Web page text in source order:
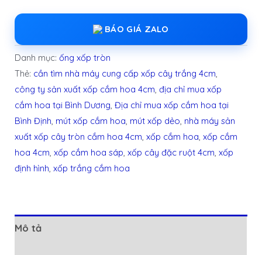
BÁO GIÁ ZALO
Danh mục:ống xốp tròn
Thẻ: cần tìm nhà máy cung cấp xốp cây trắng 4cm,
công ty sản xuất xốp cắm hoa 4cm,địa chỉ mua xốp
cắm hoa tại Bình Dương,Địa chỉ mua xốp cắm hoa tại
Bình Định, mút xốp cắm hoa, mút xốp dẻo, nhà máy sản
xuất xốp cây tròn cắm hoa 4cm,xốp cắm hoa,xốp cắm
hoa 4cm,xốp cắm hoa sáp,xốp cây đặc ruột 4cm,xốp
định hình,xốp trắng cắm hoa
Mô tả